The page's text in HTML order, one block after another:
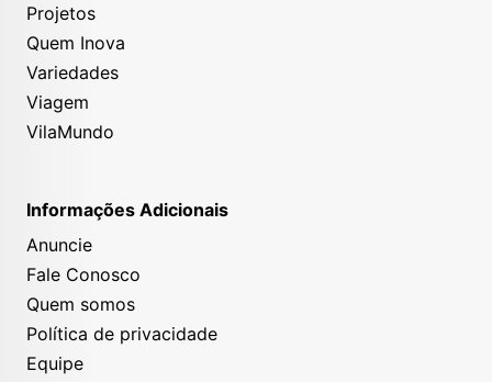
Projetos
Quem Inova
Variedades
Viagem
VilaMundo
Informações Adicionais
Anuncie
Fale Conosco
Quem somos
Política de privacidade
Equipe